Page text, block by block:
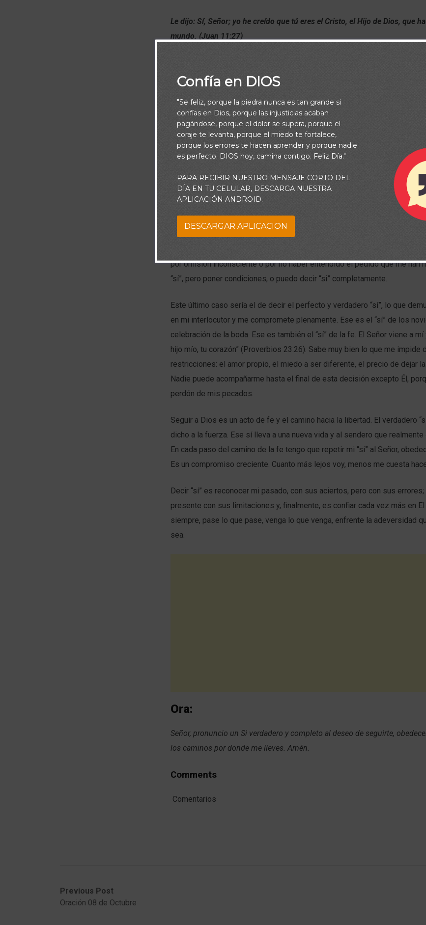
Le dijo: Sí, Señor; yo he creído que tú eres el Cristo, el Hijo de Dios, que
mundo. (Juan 11:27)
Hay diferentes maneras de decir “sí”. Puedo hacerlo porque no me atrevo,
por omisión inconsciente o por no haber entendido el pedido que me han
“sí”, pero poner condiciones, o puedo decir “si” completamente.
Este último caso sería el de decir el perfecto y verdadero “sí”, lo que
en mi interlocutor y me compromete plenamente. Ese es el “sí” de los
celebración de la boda. Ese es también el “sí” de la fe. El Señor viene a mí
hijo mío, tu corazón” (Proverbios 23:26). Sabe muy bien lo que me impide
restricciones: el amor propio, el miedo a ser diferente, el precio de dejar
Nadie puede acompañarme hasta el final de esta decisión excepto Él,
perdón de mis pecados.
Seguir a Dios es un acto de fe y el camino hacia la libertad. El verdadero
dicho a la fuerza. Ese sí lleva a una nueva vida y al sendero que
En cada paso del camino de la fe tengo que repetir mi “sí” al Señor,
Es un compromiso creciente. Cuanto más lejos voy, menos me cuesta
Decir “sí” es reconocer mi pasado, con sus aciertos, pero con sus
presente con sus limitaciones y, finalmente, es confiar cada vez más en El
siempre, pase lo que pase, venga lo que venga, enfrente la adeversidad
sea.
Ora:
Señor, pronuncio un Si verdadero y completo al deseo de seguirte,
los caminos por donde me lleves. Amén.
Comments
Comentarios
Previous Post
Oración 08 de Octubre
Confía en DIOS
"Se feliz, porque la piedra nunca es tan grande si
confías en Dios, porque las injusticias acaban
pagándose, porque el dolor se supera, porque el
coraje te levanta, porque el miedo te fortalece,
porque los errores te hacen aprender y porque nadie
es perfecto. DIOS hoy, camina contigo. Feliz Día."
PARA RECIBIR NUESTRO MENSAJE CORTO DEL
DÍA EN TU CELULAR, DESCARGA NUESTRA
APLICACIÓN ANDROID.
DESCARGAR APLICACION